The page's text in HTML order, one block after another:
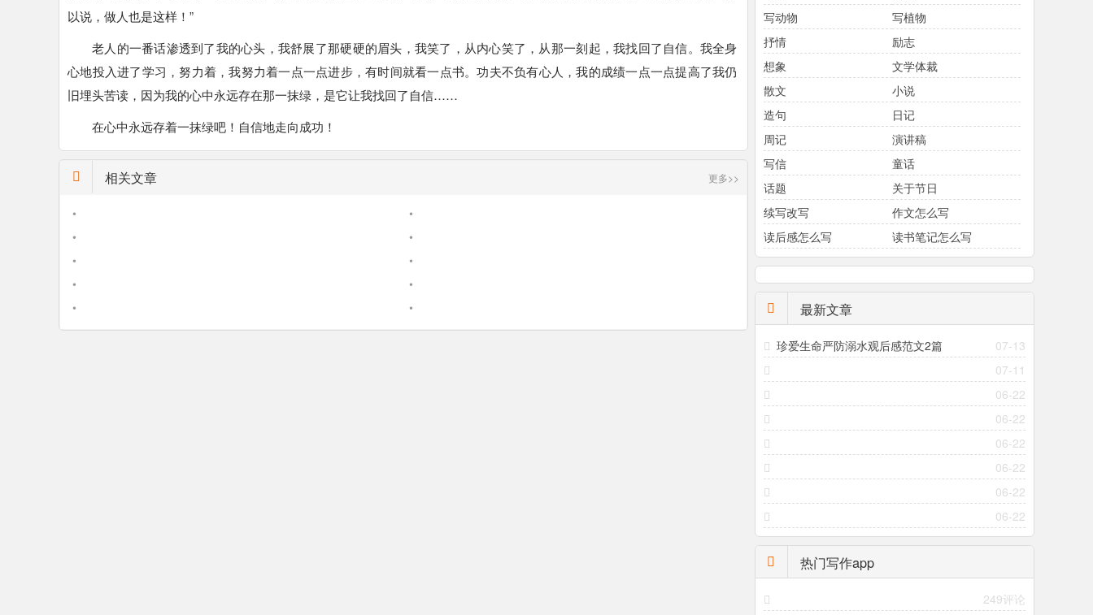
以说，做人也是这样！”
老人的一番话渗透到了我的心头，我舒展了那硬硬的眉头，我笑了，从内心笑了，从那一刻起，我找回了自信。我全身
心地投入进了学习，努力着，我努力着一点一点进步，有时间就看一点书。功夫不负有心人，我的成绩一点一点提高了我仍
旧埋头苦读，因为我的心中永远存在那一抹绿，是它让我找回了自信……
在心中永远存着一抹绿吧！自信地走向成功！
相关文章 更多>>
•
•
•
•
•
•
•
•
•
•
写动物
写植物
抒情
励志
想象
文学体裁
散文
小说
造句
日记
周记
演讲稿
写信
童话
话题
关于节日
续写改写
作文怎么写
读后感怎么写
读书笔记怎么写
最新文章
07-13
珍爱生命严防溺水观后感范文2篇
07-11
06-22
06-22
06-22
06-22
06-22
06-22
热门写作app
249评论